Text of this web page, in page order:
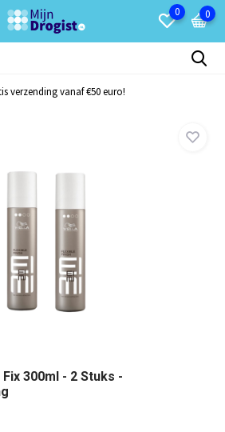
0 0
verzending vanaf €50 euro!
300ml - 2 Stuks -